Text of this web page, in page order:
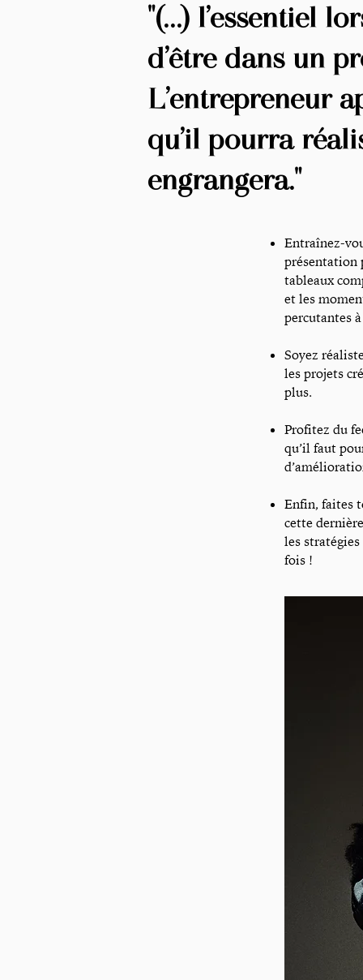
"(…) l’essentiel
d’être dans un
L’entrepreneur
qu’il pourra
engrangera."
Entraînez-
présentation
tableaux
et les
percutantes
Soyez
les projets
plus.
Profitez du
qu’il faut
Enfin, faites
cette
les
fois !